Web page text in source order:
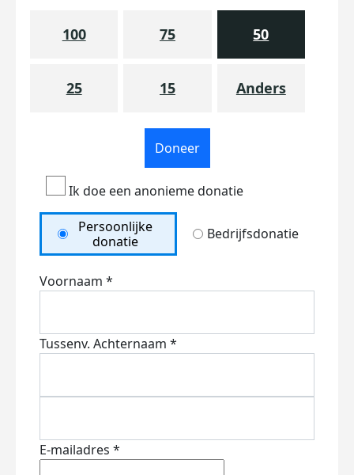
100 75 50
25 15 Anders
Doneer
Ik doe een anonieme donatie
Persoonlijke
donatie
Bedrijfsdonatie
Voornaam *
Tussenv. Achternaam *
E-mailadres *